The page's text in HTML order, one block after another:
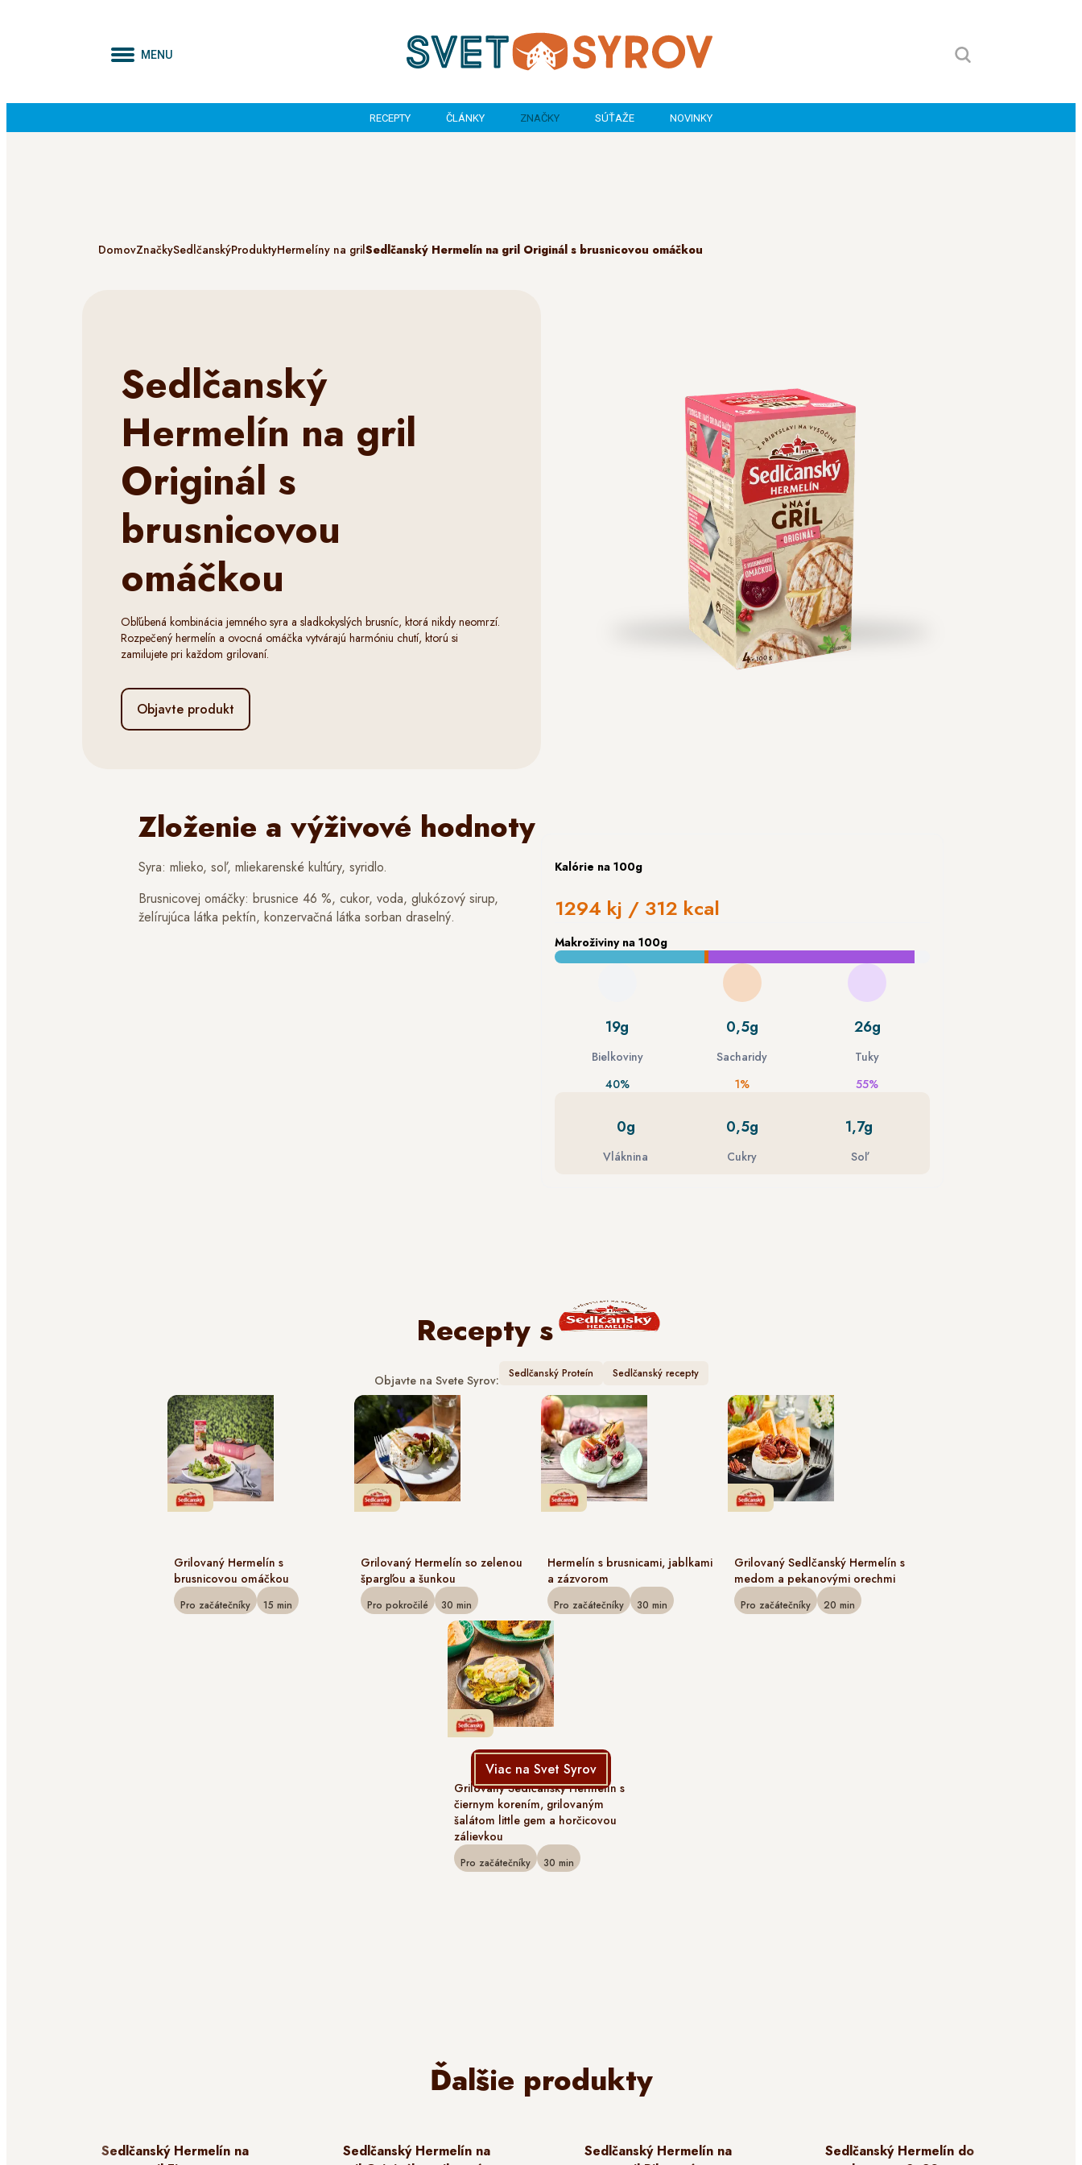
MENU
RECEPTY ČLÁNKY ZNAČKY SÚŤAŽE NOVINKY
DomovZnačkySedlčanskýProduktyHermelíny na grilSedlčanský Hermelín na gril Originál s brusnicovou omáčkou
Sedlčanský
Hermelín na gril
Originál s
brusnicovou
omáčkou
Obľúbená kombinácia jemného syra a sladkokyslých brusníc, ktorá nikdy neomrzí.
Rozpečený hermelín a ovocná omáčka vytvárajú harmóniu chutí, ktorú si
zamilujete pri každom grilovaní.
Objavte produkt
Zloženie a výživové hodnoty
Syra: mlieko, soľ, mliekarenské kultúry, syridlo.
Brusnicovej omáčky: brusnice 46 %, cukor, voda, glukózový sirup,
želírujúca látka pektín, konzervačná látka sorban draselný.
Kalórie na 100g
1294 kj / 312 kcal
Makroživiny na 100g
19g
Bielkoviny
40%
0,5g
Sacharidy
1%
26g
Tuky
55%
0g
Vláknina
0,5g
Cukry
1,7g
Soľ
Recepty s
Objavte na Svete Syrov: Sedlčanský Proteín Sedlčanský recepty
Grilovaný Hermelín s
brusnicovou omáčkou
Pro začátečníky 15 min
Grilovaný Hermelín so zelenou
špargľou a šunkou
Pro pokročilé 30 min
Hermelín s brusnicami, jablkami
a zázvorom
Pro začátečníky 30 min
Grilovaný Sedlčanský Hermelín s
medom a pekanovými orechmi
Pro začátečníky 20 min
Grilovaný Sedlčanský Hermelín s
čiernym korením, grilovaným
šalátom little gem a horčicovou
zálievkou
Pro začátečníky 30 min
Viac na Svet Syrov
Ďalšie produkty
Sedlčanský Hermelín na
Sedlčanský Hermelín na
Sedlčanský Hermelín na
Sedlčanský Hermelín do